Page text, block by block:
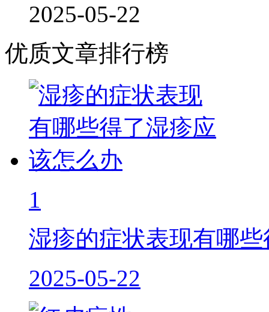
2025-05-22
优质文章排行榜
1
湿疹的症状表现有哪
2025-05-22